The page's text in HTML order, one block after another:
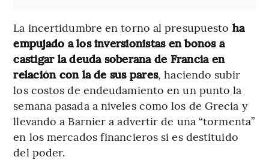
La incertidumbre en torno al presupuesto ha
empujado a los inversionistas en bonos a
castigar la deuda soberana de Francia en
relación con la de sus pares, haciendo subir
los costos de endeudamiento en un punto la
semana pasada a niveles como los de Grecia y
llevando a Barnier a advertir de una “tormenta”
en los mercados financieros si es destituido
del poder.